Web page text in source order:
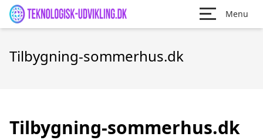
Menu
Tilbygning-sommerhus.dk
Tilbygning-sommerhus.dk